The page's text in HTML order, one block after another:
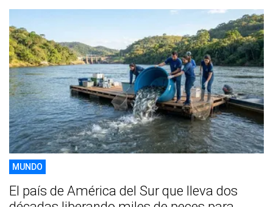
MUNDO
El país de América del Sur que lleva dos